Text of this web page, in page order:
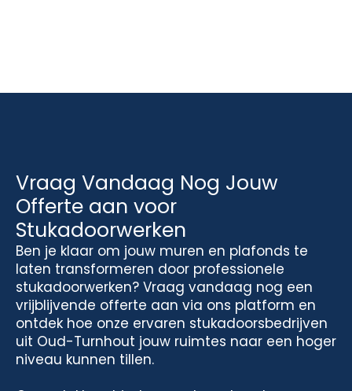
Vraag Vandaag Nog Jouw
Offerte aan voor
Stukadoorwerken
Ben je klaar om jouw muren en plafonds te
laten transformeren door professionele
stukadoorwerken? Vraag vandaag nog een
vrijblijvende offerte aan via ons platform en
ontdek hoe onze ervaren stukadoorsbedrijven
uit Oud-Turnhout jouw ruimtes naar een hoger
niveau kunnen tillen.